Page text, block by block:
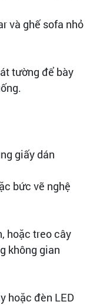
và ghế sofa nhỏ
tường để bày
giấy dán
bức vẽ nghệ
hoặc treo cây
không gian
hoặc đèn LED